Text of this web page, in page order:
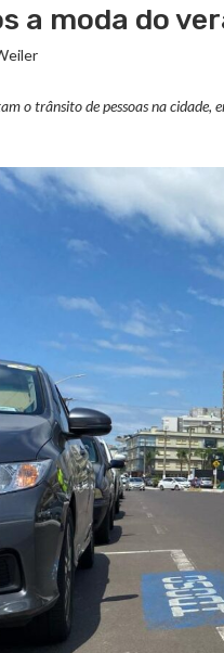
a moda do
o trânsito de pessoas na